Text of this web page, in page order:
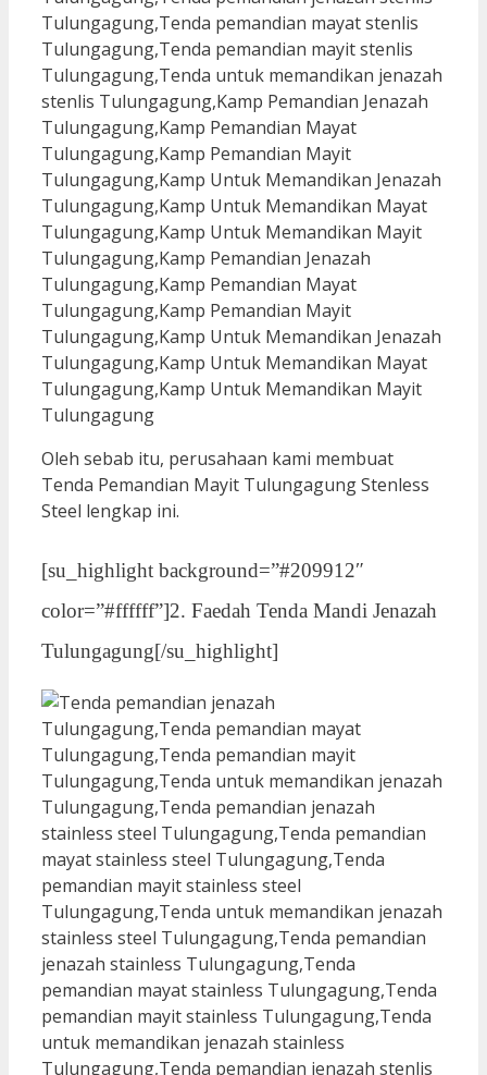
Oleh sebab itu, perusahaan kami membuat
Tenda Pemandian Mayit Tulungagung Stenless
Steel lengkap ini.
[su_highlight background=”#209912″
color=”#ffffff”]2. Faedah Tenda Mandi Jenazah
Tulungagung[/su_highlight]